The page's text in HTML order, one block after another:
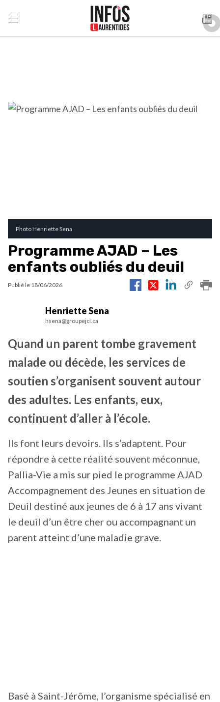
Photo Henriette Sena
Programme AJAD – Les
enfants oubliés du deuil
Publié le 18/06/2026
Henriette Sena
hsena@groupejcl.ca
Quand un parent tombe gravement
malade ou décède, les services de
soutien s’organisent souvent autour
des adultes. Les enfants, eux,
continuent d’aller à l’école.
Ils font leurs devoirs. Ils s’adaptent. Pour
répondre à cette réalité souvent méconnue,
Pallia-Vie a mis sur pied le programme AJAD
Accompagnement des Jeunes en situation de
Deuil destiné aux jeunes de 6 à 17 ans vivant
le deuil d’un être cher ou accompagnant un
parent atteint d’une maladie grave.
Basé à Saint-Jérôme, l’organisme spécialisé en